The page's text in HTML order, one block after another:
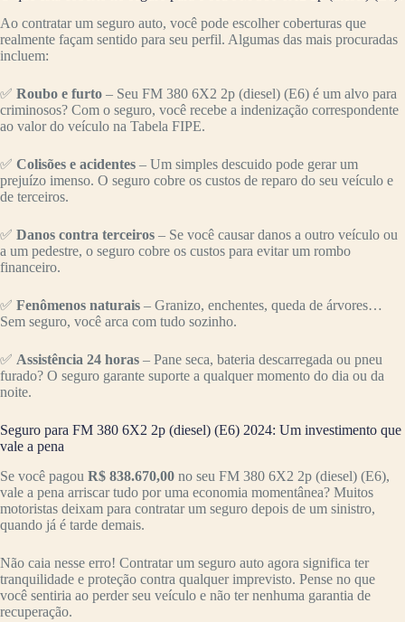
Ao contratar um seguro auto, você pode escolher coberturas que
realmente façam sentido para seu perfil. Algumas das mais procuradas
incluem:
✅ Roubo e furto – Seu FM 380 6X2 2p (diesel) (E6) é um alvo para
criminosos? Com o seguro, você recebe a indenização correspondente
ao valor do veículo na Tabela FIPE.
✅ Colisões e acidentes – Um simples descuido pode gerar um
prejuízo imenso. O seguro cobre os custos de reparo do seu veículo e
de terceiros.
✅ Danos contra terceiros – Se você causar danos a outro veículo ou
a um pedestre, o seguro cobre os custos para evitar um rombo
financeiro.
✅ Fenômenos naturais – Granizo, enchentes, queda de árvores…
Sem seguro, você arca com tudo sozinho.
✅ Assistência 24 horas – Pane seca, bateria descarregada ou pneu
furado? O seguro garante suporte a qualquer momento do dia ou da
noite.
Seguro para FM 380 6X2 2p (diesel) (E6) 2024: Um investimento que
vale a pena
Se você pagou R$ 838.670,00 no seu FM 380 6X2 2p (diesel) (E6),
vale a pena arriscar tudo por uma economia momentânea? Muitos
motoristas deixam para contratar um seguro depois de um sinistro,
quando já é tarde demais.
Não caia nesse erro! Contratar um seguro auto agora significa ter
tranquilidade e proteção contra qualquer imprevisto. Pense no que
você sentiria ao perder seu veículo e não ter nenhuma garantia de
recuperação.